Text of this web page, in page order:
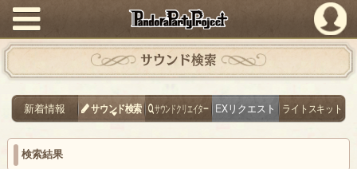
PandoraPartyProject
サウンド検索
新着情報 サウンド検索 サウンドクリエイター EXリクエスト ライトスキット
検索結果